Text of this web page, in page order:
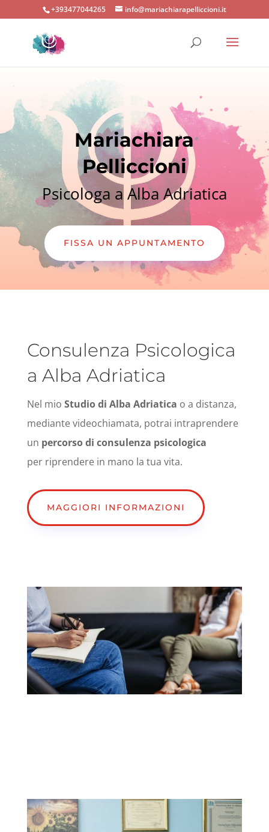
+393477044265 info@mariachiarapelliccioni.it
Mariachiara
Pelliccioni
Psicologa a Alba Adriatica
FISSA UN APPUNTAMENTO
Consulenza Psicologica
a Alba Adriatica
Nel mio Studio di Alba Adriatica o a distanza,
mediante videochiamata, potrai intraprendere
un percorso di consulenza psicologica
per riprendere in mano la tua vita.
MAGGIORI INFORMAZIONI